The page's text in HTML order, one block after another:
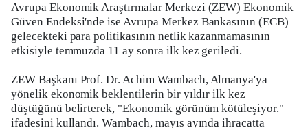
Avrupa Ekonomik Araştırmalar Merkezi (ZEW) Ekonomik
Güven Endeksi'nde ise Avrupa Merkez Bankasının (ECB)
gelecekteki para politikasının netlik kazanmamasının
etkisiyle temmuzda 11 ay sonra ilk kez geriledi.
ZEW Başkanı Prof. Dr. Achim Wambach, Almanya'ya
yönelik ekonomik beklentilerin bir yıldır ilk kez
düştüğünü belirterek, "Ekonomik görünüm kötüleşiyor."
ifadesini kullandı. Wambach, mayıs ayında ihracatta